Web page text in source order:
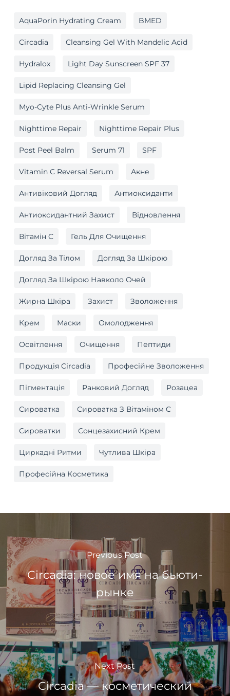
AquaPorin Hydrating Cream BMED
Circadia Cleansing Gel With Mandelic Acid
Hydralox Light Day Sunscreen SPF 37
Lipid Replacing Cleansing Gel
Myo-Cyte Plus Anti-Wrinkle Serum
Nighttime Repair Nighttime Repair Plus
Post Peel Balm Serum 71 SPF
Vitamin C Reversal Serum Акне
Антивіковий Догляд Антиоксиданти
Антиоксидантний Захист Відновлення
Вітамін C Гель Для Очищення
Догляд За Тілом Догляд За Шкірою
Догляд За Шкірою Навколо Очей
Жирна Шкіра Захист Зволоження
Крем Маски Омолодження
Освітлення Очищення Пептиди
Продукція Circadia Професійне Зволоження
Пігментація Ранковий Догляд Розацеа
Сироватка Сироватка З Вітаміном C
Сироватки Сонцезахисний Крем
Циркадні Ритми Чутлива Шкіра
Професійна Косметика
Previous Post
Circadia: новое имя на бьюти-
рынке
Next Post
Circadia — косметический